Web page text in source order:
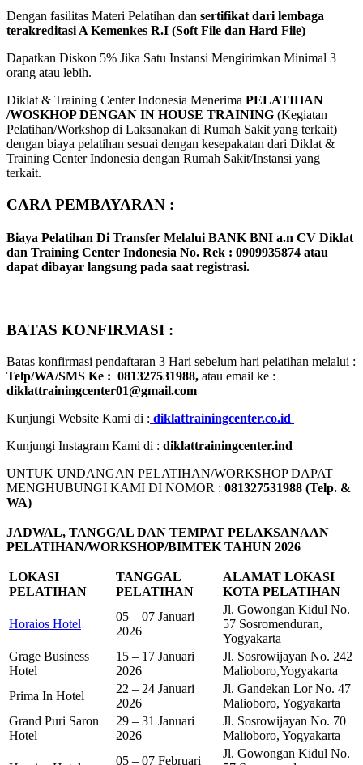
Dengan fasilitas Materi Pelatihan dan sertifikat dari lembaga
terakreditasi A Kemenkes R.I (Soft File dan Hard File)
Dapatkan Diskon 5% Jika Satu Instansi Mengirimkan Minimal 3
orang atau lebih.
Diklat & Training Center Indonesia Menerima PELATIHAN
/WOSKHOP DENGAN IN HOUSE TRAINING (Kegiatan
Pelatihan/Workshop di Laksanakan di Rumah Sakit yang terkait)
dengan biaya pelatihan sesuai dengan kesepakatan dari Diklat &
Training Center Indonesia dengan Rumah Sakit/Instansi yang
terkait.
CARA PEMBAYARAN :
Biaya Pelatihan Di Transfer Melalui BANK BNI a.n CV Diklat
dan Training Center Indonesia No. Rek : 0909935874 atau
dapat dibayar langsung pada saat registrasi.
BATAS KONFIRMASI :
Batas konfirmasi pendaftaran 3 Hari sebelum hari pelatihan melalui :
Telp/WA/SMS Ke : 081327531988, atau email ke :
diklattrainingcenter01@gmail.com
Kunjungi Website Kami di : diklattrainingcenter.co.id
Kunjungi Instagram Kami di : diklattrainingcenter.ind
UNTUK UNDANGAN PELATIHAN/WORKSHOP DAPAT
MENGHUBUNGI KAMI DI NOMOR : 081327531988 (Telp. &
WA)
JADWAL, TANGGAL DAN TEMPAT PELAKSANAAN
PELATIHAN/WORKSHOP/BIMTEK TAHUN 2026
LOKASI
PELATIHAN
TANGGAL
PELATIHAN
ALAMAT LOKASI
KOTA PELATIHAN
Horaios Hotel
05 – 07 Januari
2026
Jl. Gowongan Kidul No.
57 Sosromenduran,
Yogyakarta
Grage Business
Hotel
15 – 17 Januari
2026
Jl. Sosrowijayan No. 242
Malioboro,Yogyakarta
Prima In Hotel
22 – 24 Januari
2026
Jl. Gandekan Lor No. 47
Malioboro, Yogyakarta
Grand Puri Saron
Hotel
29 – 31 Januari
2026
Jl. Sosrowijayan No. 70
Malioboro, Yogyakarta
05 – 07 Februari
Jl. Gowongan Kidul No.